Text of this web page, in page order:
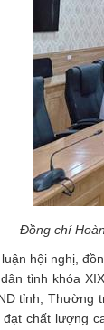
Đồng chí
hội nghị,
tỉnh khóa
tỉnh,
chất lượng